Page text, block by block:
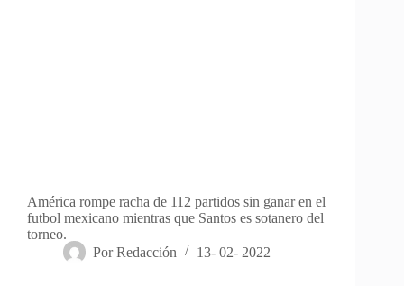
América rompe racha de 112 partidos sin ganar en el
futbol mexicano mientras que Santos es sotanero del
torneo.
Por Redacción 13- 02- 2022